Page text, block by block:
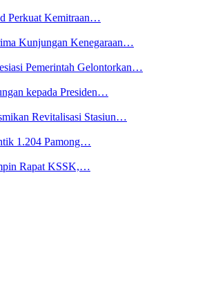
Perkuat Kemitraan…
Kunjungan Kenegaraan…
Pemerintah Gelontorkan…
kepada Presiden…
Revitalisasi Stasiun…
1.204 Pamong…
Rapat KSSK,…